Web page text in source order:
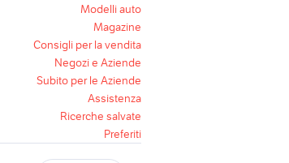
Modelli auto
Magazine
Consigli per la vendita
Negozi e Aziende
Subito per le Aziende
Assistenza
Ricerche salvate
Preferiti